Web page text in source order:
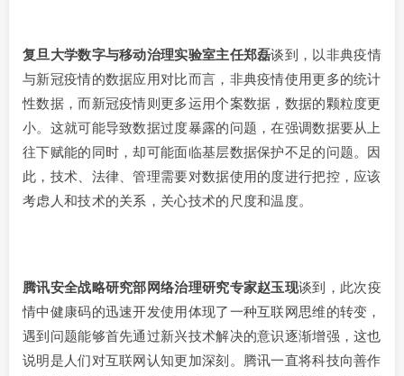
复旦大学数字与移动治理实验室主任郑磊谈到，以非典疫情
与新冠疫情的数据应用对比而言，非典疫情使用更多的统计
性数据，而新冠疫情则更多运用个案数据，数据的颗粒度更
小。这就可能导致数据过度暴露的问题，在强调数据要从上
往下赋能的同时，却可能面临基层数据保护不足的问题。因
此，技术、法律、管理需要对数据使用的度进行把控，应该
考虑人和技术的关系，关心技术的尺度和温度。
腾讯安全战略研究部网络治理研究专家赵玉现谈到，此次疫
情中健康码的迅速开发使用体现了一种互联网思维的转变，
遇到问题能够首先通过新兴技术解决的意识逐渐增强，这也
说明是人们对互联网认知更加深刻。腾讯一直将科技向善作